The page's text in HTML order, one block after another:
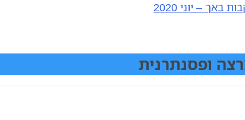
באך – יוני 2020
ופסנתרנית